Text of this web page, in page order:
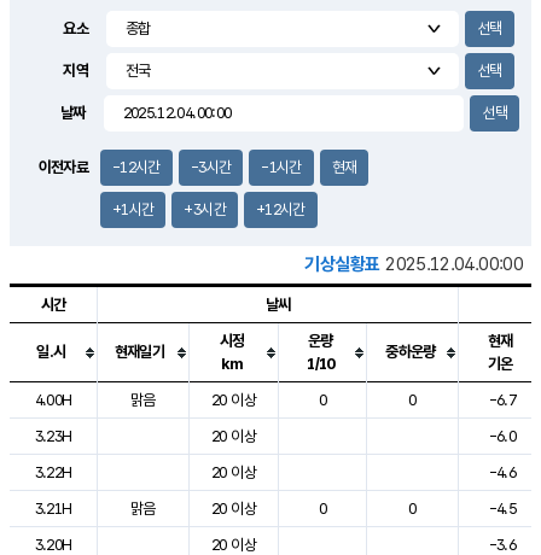
1.7m/s
요소
지역
날짜
이전자료 -12시간 -3시간 -1시간 현재
+1시간 +3시간 +12시간
기상실황표 2025.12.04.00:00
도시별 기상실황표로 지점, 날씨, 기온, 강수, 바람, 기압등을 안내한 표입
시간 날씨
일.시 현재일기
시정
km
운량
1/10
중하운량
현재
기온
4.00H
맑음 20 이상 0 0
-6.7
3.23H
20 이상
-6.0
3.22H
20 이상
-4.6
3.21H
맑음 20 이상 0 0
-4.5
3.20H
20 이상
-3.6